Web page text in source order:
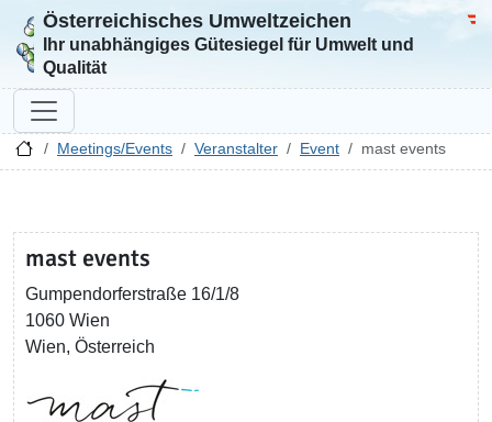
Zur Startseite
Österreichisches Umweltzeichen
Ihr unabhängiges Gütesiegel für Umwelt und
Qualität
Meetings/Events Veranstalter Event mast events
mast events
Gumpendorferstraße 16/1/8
1060 Wien
Wien, Österreich